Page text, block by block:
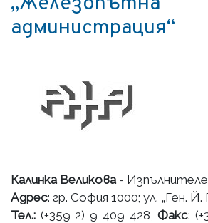
администрация“
Калинка Великова -
Адрес: гр. София 1000; ул. „Ген.
Тел.: (+359 2) 9 409 428,Факс: